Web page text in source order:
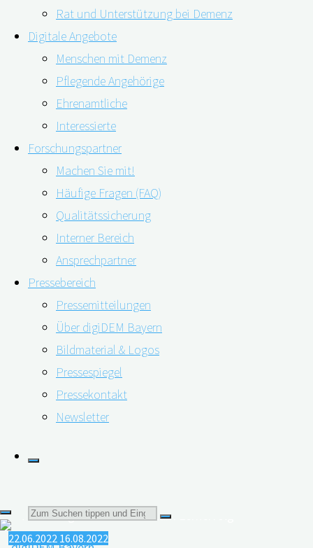
Rat und Unterstützung bei Demenz
Digitale Angebote
Menschen mit Demenz
Pflegende Angehörige
Ehrenamtliche
Interessierte
Forschungspartner
Machen Sie mit!
Häufige Fragen (FAQ)
Qualitätssicherung
Interner Bereich
Ansprechpartner
Pressebereich
Pressemitteilungen
Über digiDEM Bayern
Bildmaterial & Logos
Pressespiegel
Pressekontakt
Newsletter
Suchen
Japanische Wissenschaftler*innen zeigten: Eine
zeitgerechte Demenzdiagnose setzt entsprechend
Demenzwissen und die Bereitschaft voraus, sich
regelmäßiger Früherkennung zu unterziehen. Um für den
Umgang mit Demenz gerade in Zeiten der
Digitalisierung gerüstet zu sein, bedarf es bestimmter
Fähigkeiten, die sich unter dem Begriff
Gesundheitskompetenz zusammenfassen lassen.
Gesundheitskompetenz bedeutet, sich Informationen zu
beschaffen, …
Demenzdiagnose"
22.06.2022 16.08.2022